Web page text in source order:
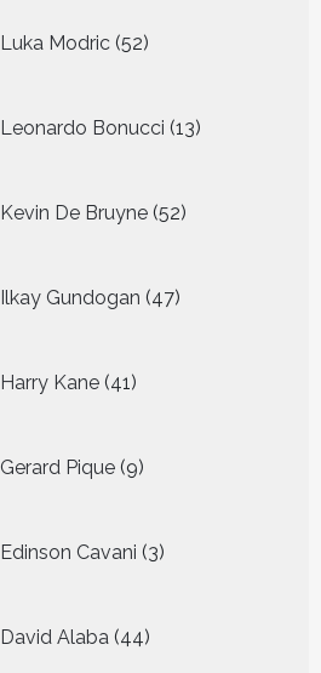
Luka Modric 52
producten
Leonardo Bonucci 13
producten
Kevin De Bruyne 52
producten
Ilkay Gundogan 47
producten
Harry Kane 41
producten
Gerard Pique 9
producten
Edinson Cavani 3
producten
David Alaba 44
producten